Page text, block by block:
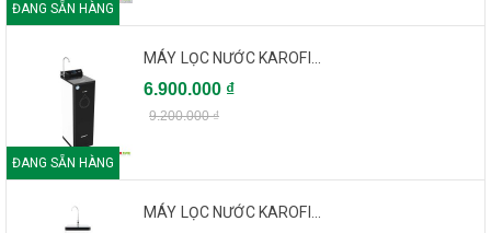
ĐANG SẴN HÀNG
ĐANG SẴN HÀNG
MÁY LỌC NƯỚC KAROFI...
6.900.000 ₫
9.200.000 ₫
MÁY LỌC NƯỚC KAROFI...